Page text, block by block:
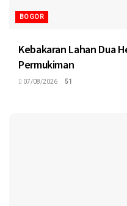
BOGOR
Kebakaran Lahan Dua
Permukiman
07/08/2026 51